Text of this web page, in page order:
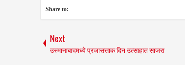
Share to:
Next
उस्मानाबादमध्ये प्रजासत्ताक दिन उत्साहात साजरा